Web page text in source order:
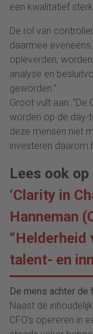
een kwalitatief
De rol van
daarmee
opleverden,
analyse en
geworden.”
Groot vult aan:
worden op de day-
deze mensen niet
investeren daarom
Lees ook op
‘Clarity in
Hanneman
talent- en
De mens achter de
Naast de
CFO’s opereren in